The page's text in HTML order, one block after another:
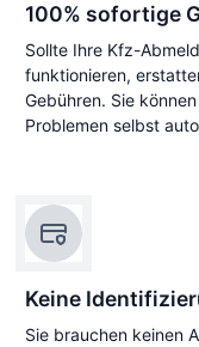
100% sofortige
Sollte Ihre Kfz-
funktionieren,
Gebühren. Sie
Problemen selbst
Keine
Sie brauchen keinen